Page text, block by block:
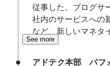
従事した。ブログサ
社内のサービスへの
など、新しいマネタ
See more
アドテク本部　パフ